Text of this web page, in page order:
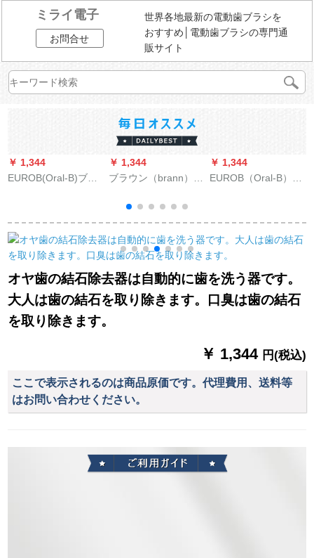
ミライ電子
お問合せ
世界各地最新の電動歯ブラシを
おすすめ│電動歯ブラシの専門通
販サイト
￥ 1,344
EUROB(Oral-B)ブラ
供用汎用自動車総動
員ブラシヘッド*3本
入り
￥ 1,344
ブラウン（brann）ド
EUROOralB電動歯ブ
ラシヘッド電動交換
歯ブラシ大人歯ブラ
シヘッドEB 20-8+2ダ
ブルクリーンタイプ
10本
￥ 1,344
EUROB（Oral-B）ブ
注意ディズニーキャ
ラクターの子供用ブ
ラシヘッド2本セット
【直下10元】
オヤ歯の結石除去器は自動的に歯を洗う器です。
大人は歯の結石を取り除きます。口臭は歯の結石
を取り除きます。
￥ 1,344 円(税込)
ここで表示されるのは商品原価です。代理費用、送料等
はお問い合わせください。